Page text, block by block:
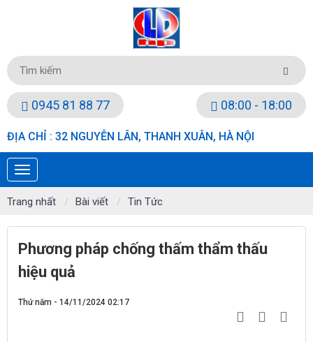
0945 81 88 77 08:00 - 18:00
ĐỊA CHỈ : 32 NGUYỄN LÂN, THANH XUÂN, HÀ NỘI
Trang nhất Bài viết Tin Tức
Phương pháp chống thấm thẩm thấu
hiệu quả
Thứ năm - 14/11/2024 02:17